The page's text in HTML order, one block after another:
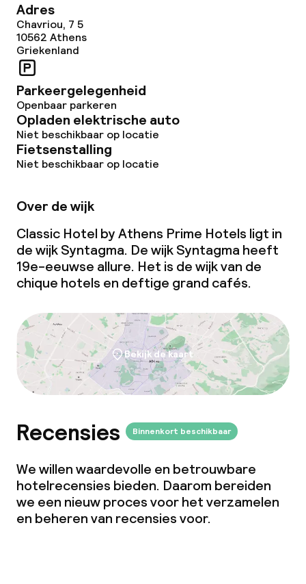
Adres
Chavriou, 7 5
10562 Athens
Griekenland
Parkeergelegenheid
Openbaar parkeren
Opladen elektrische auto
Niet beschikbaar op locatie
Fietsenstalling
Niet beschikbaar op locatie
Over de wijk
Classic Hotel by Athens Prime Hotels ligt in
de wijk Syntagma. De wijk Syntagma heeft
19e-eeuwse allure. Het is de wijk van de
chique hotels en deftige grand cafés.
Bekijk de kaart
Recensies Binnenkort beschikbaar
We willen waardevolle en betrouwbare
hotelrecensies bieden. Daarom bereiden
we een nieuw proces voor het verzamelen
en beheren van recensies voor.